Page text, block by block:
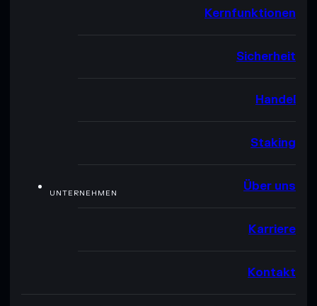
Kernfunktionen
Sicherheit
Handel
Staking
UNTERNEHMEN Über uns
Karriere
Kontakt